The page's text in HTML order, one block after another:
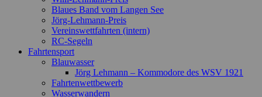
Blaues Band vom Langen See
Jörg-Lehmann-Preis
Vereinswettfahrten (intern)
RC-Segeln
Fahrtensport
Blauwasser
Jörg Lehmann – Kommodore des WSV 1921
Fahrtenwettbewerb
Wasserwandern